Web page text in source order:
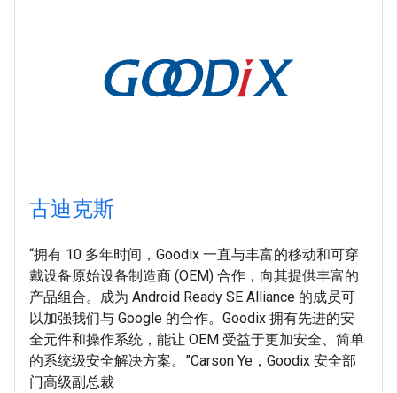
古迪克斯
“拥有 10 多年时间，Goodix 一直与丰富的移动和可穿
戴设备原始设备制造商 (OEM) 合作，向其提供丰富的
产品组合。成为 Android Ready SE Alliance 的成员可
以加强我们与 Google 的合作。Goodix 拥有先进的安
全元件和操作系统，能让 OEM 受益于更加安全、简单
的系统级安全解决方案。”Carson Ye，Goodix 安全部
门高级副总裁